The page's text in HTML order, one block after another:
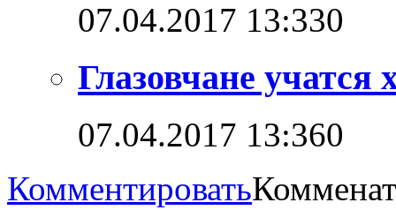
07.04.2017 13:330
Глазовчане учатся
07.04.2017 13:360
Комментировать